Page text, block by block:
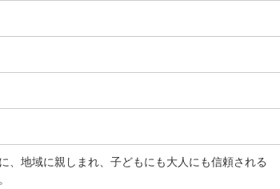
、地域に親しまれ、子どもにも大人にも信頼される